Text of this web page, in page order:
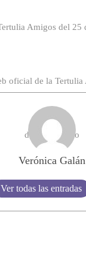
Verónica Galán
Ver todas las entradas